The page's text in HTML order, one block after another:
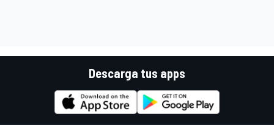
Descarga tus apps